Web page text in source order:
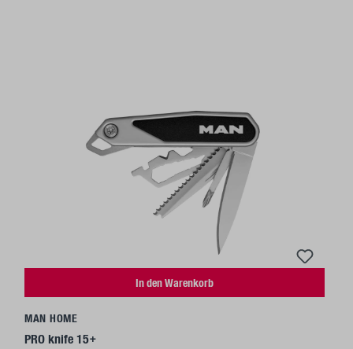
In den Warenkorb
MAN HOME
PRO knife 15+